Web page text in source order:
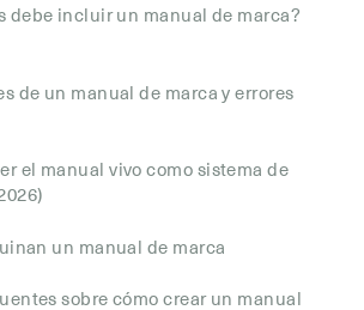
debe incluir un manual de marca?
de un manual de marca y errores
el manual vivo como sistema de
un manual de marca
sobre cómo crear un manual